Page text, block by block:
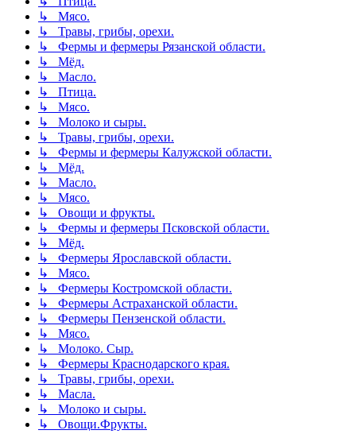
↳ Мясо.
↳ Травы, грибы, орехи.
↳ Фермы и фермеры Рязанской области.
↳ Мёд.
↳ Масло.
↳ Птица.
↳ Мясо.
↳ Молоко и сыры.
↳ Травы, грибы, орехи.
↳ Фермы и фермеры Калужской области.
↳ Мёд.
↳ Масло.
↳ Мясо.
↳ Овощи и фрукты.
↳ Фермы и фермеры Псковской области.
↳ Мёд.
↳ Фермеры Ярославской области.
↳ Мясо.
↳ Фермеры Костромской области.
↳ Фермеры Астраханской области.
↳ Фермеры Пензенской области.
↳ Мясо.
↳ Молоко. Сыр.
↳ Фермеры Краснодарского края.
↳ Травы, грибы, орехи.
↳ Масла.
↳ Молоко и сыры.
↳ Овощи.Фрукты.